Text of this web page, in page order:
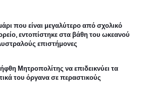
που είναι μεγαλύτερο από σχολικό
εντοπίστηκε στα βάθη του ωκεανού
επιστήμονες
Μητροπολίτης να επιδεικνύει τα
του όργανα σε περαστικούς